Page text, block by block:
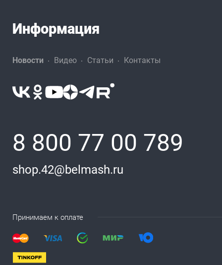
Информация
Новости Видео Статьи Контакты
8 800 77 00 789
shop.42@belmash.ru
Принимаем к оплате